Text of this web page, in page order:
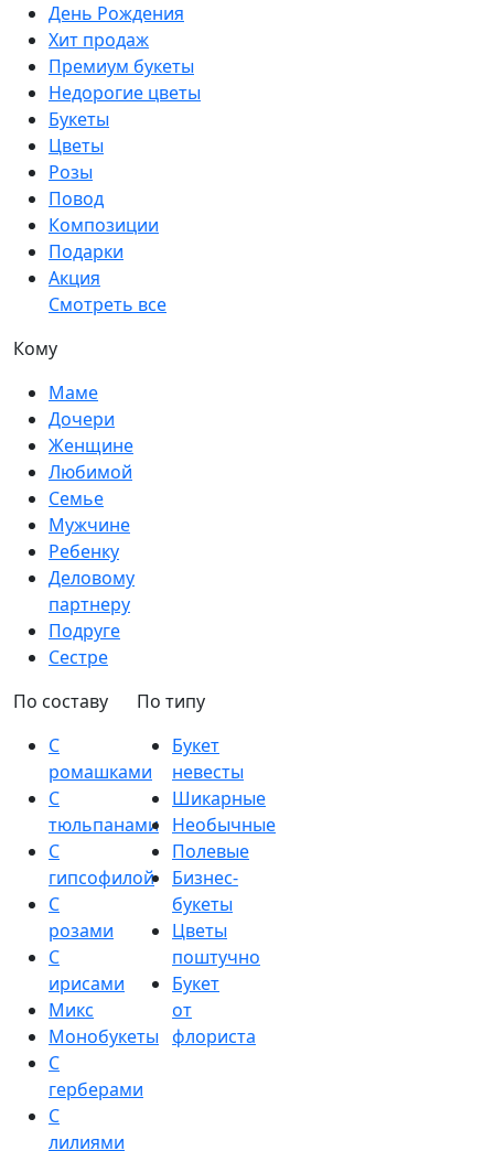
День Рождения
Хит продаж
Премиум букеты
Недорогие цветы
Букеты
Цветы
Розы
Повод
Композиции
Подарки
Акция
Смотреть все
Кому
Маме
Дочери
Женщине
Любимой
Семье
Мужчине
Ребенку
Деловому
партнеру
Подруге
Сестре
По составу
С
ромашками
С
тюльпанами
С
гипсофилой
С
розами
С
ирисами
Микс
Монобукеты
С
герберами
С
лилиями
По типу
Букет
невесты
Шикарные
Необычные
Полевые
Бизнес-
букеты
Цветы
поштучно
Букет
от
флориста